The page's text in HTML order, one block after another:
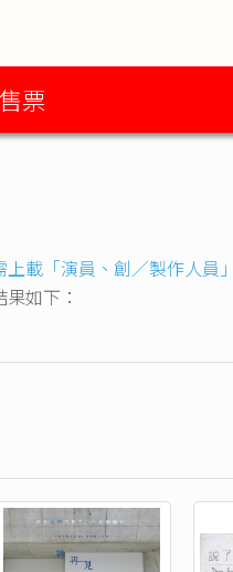
售票
上載「演員、創／製作人員
如下：